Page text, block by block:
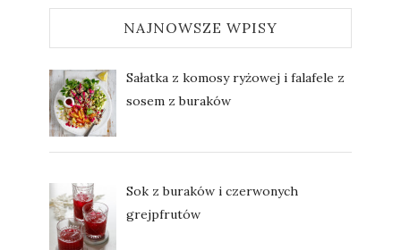
NAJNOWSZE WPISY
Sałatka z komosy ryżowej i falafele z
sosem z buraków
Sok z buraków i czerwonych
grejpfrutów